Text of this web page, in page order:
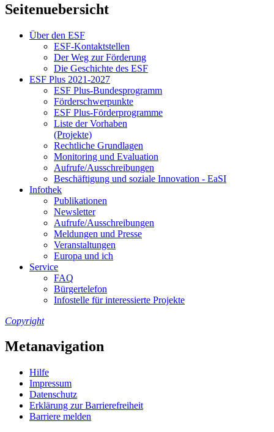
Seitenuebersicht
Über den ESF
ESF-Kon­takt­stel­len
Der Weg zur För­de­rung
Die Ge­schich­te des ESF
ESF Plus 2021-2027
ESF Plus-Bun­des­pro­gramm
För­der­schwer­punk­te
ESF Plus-För­der­pro­gram­me
Lis­te der Vor­ha­ben
(Pro­jek­te)
Recht­li­che Grund­la­gen
Mo­ni­to­ring und Eva­lua­ti­on
Auf­ru­fe/Aus­schrei­bun­gen
Be­schäf­ti­gung und so­zia­le In­no­va­ti­on - Ea­SI
In­fo­thek
Pu­bli­ka­tio­nen
Newslet­ter
Auf­ru­fe/Aus­schrei­bun­gen
Mel­dun­gen und Pres­se
Ver­an­stal­tun­gen
Eu­ro­pa und ich
Ser­vice
FAQ
Bür­ger­te­le­fon
In­fo­stel­le für in­ter­es­sier­te Pro­jek­te
Copyright
Metanavigation
Hil­fe
Im­pres­s­um
Da­ten­schutz
Er­klä­rung zur Bar­rie­re­frei­heit
Bar­rie­re mel­den